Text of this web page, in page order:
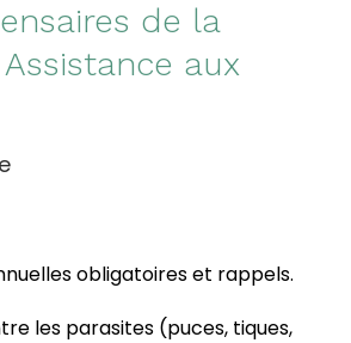
de la
aux
obligatoires et rappels.
les parasites (puces, tiques,